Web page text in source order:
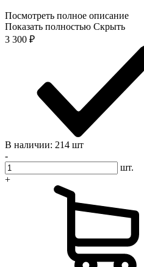
Посмотреть полное описание
Показать полностью Скрыть
3 300 ₽
В наличии: 214 шт
-
шт.
+